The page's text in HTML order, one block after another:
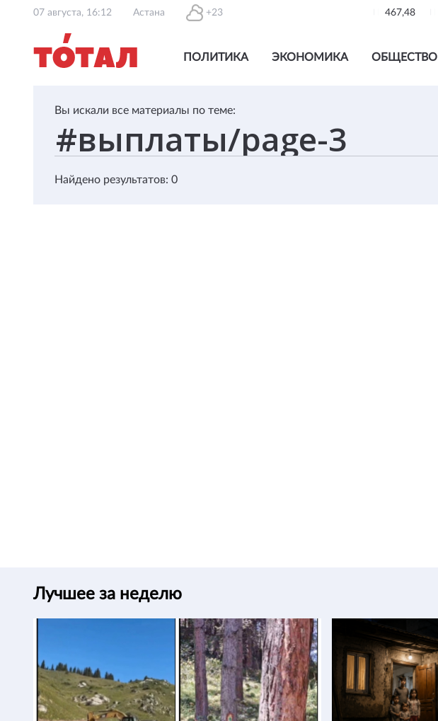
07 августа, 16:12 Астана +23 467,48
ПОЛИТИКА ЭКОНОМИКА ОБЩЕСТВО
Вы искали все материалы по теме:
Найдено результатов: 0
Лучшее за неделю